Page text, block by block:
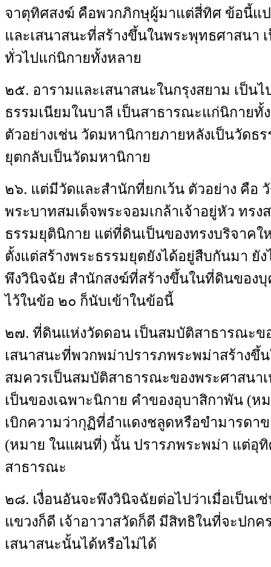
จาตุทิศสงฆ์ คือพวกภิกษุผู้มาแต่สี่ทิศ ข้อนี้แป
และเสนาสนะที่สร้างขึ้นในพระพุทธศาสนา
ทั่วไปแก่นิกายทั้งหลาย
๒๕. อารามและเสนาสนะในกรุงสยาม เป็นไ
ธรรมเนียมในบาลี เป็นสาธารณะแก่นิกายทั้
ตัวอย่างเช่น วัดมหานิกายภายหลังเป็นวัดธ
ยุตกลับเป็นวัดมหานิกาย
๒๖. แต่มีวัดและสำนักที่ยกเว้น ตัวอย่าง คือ
พระบาทสมเด็จพระจอมเกล้าเจ้าอยู่หัว ทรง
ธรรมยุตินิกาย แต่ที่ดินเป็นของทรงบริจาคใ
ตั้งแต่สร้างพระธรรมยุตยังได้อยู่สืบกันมา ยั
พึงวินิจฉัย สำนักสงฆ์ที่สร้างขึ้นในที่ดินของบุ
ไว้ในข้อ ๒๐ ก็นับเข้าในข้อนี้
๒๗. ที่ดินแห่งวัดดอน เป็นสมบัติสาธารณะข
เสนาสนะที่พวกพม่าปรารภพระพม่าสร้างขึ้
สมควรเป็นสมบัติสาธารณะของพระศาสนา
เป็นของเฉพาะนิกาย คำของอุบาสิกาพัน (ห
เบิกความว่ากุฏิที่อำแดงชลูดหรือขำมารดาข
(หมาย ในแผนที่) นั้น ปรารภพระพม่า แต่อุทิ
สาธารณะ
๒๘. เงื่อนอันจะพึงวินิจฉัยต่อไปว่าเมื่อเป็นเ
แขวงก็ดี เจ้าอาวาสวัดก็ดี มีสิทธิในที่จะปกค
เสนาสนะนั้นได้หรือไม่ได้